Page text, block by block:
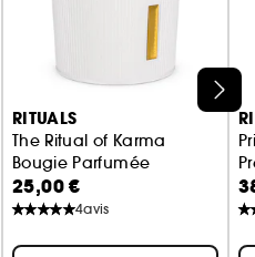
RITUALS
The Ritual of Karma
Bougie Parfumée
25,00 €
4avis